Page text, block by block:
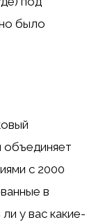
было
объединяет
с 2000
в
у вас какие-